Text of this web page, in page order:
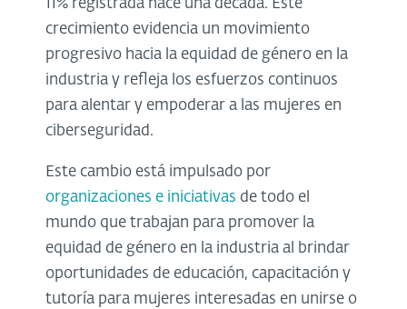
11% registrada hace una década. Este
crecimiento evidencia un movimiento
progresivo hacia la equidad de género en la
industria y refleja los esfuerzos continuos
para alentar y empoderar a las mujeres en
ciberseguridad.
Este cambio está impulsado por
organizaciones e iniciativas de todo el
mundo que trabajan para promover la
equidad de género en la industria al brindar
oportunidades de educación, capacitación y
tutoría para mujeres interesadas en unirse o